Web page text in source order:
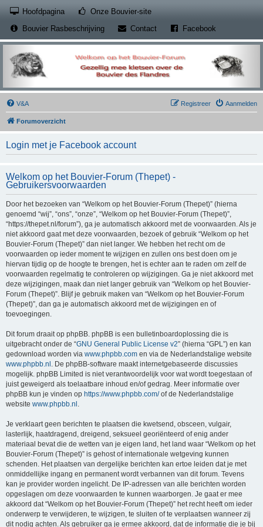
Hoofdpagina Onze Bouvier-site(Opens a new tab)
Bouvier Rasbeschrijving
Contact(Opens a new tab)
Facebook
V&A Aanmelden
Registreer
Forumoverzicht
Login met je Facebook account
Welkom op het Bouvier-Forum (Thepet) -
Gebruikersvoorwaarden
Door het bezoeken van “Welkom op het Bouvier-Forum (Thepet)” (hierna
genoemd “wij”, “ons”, “onze”, “Welkom op het Bouvier-Forum (Thepet)”,
“https://thepet.nl/forum”), ga je automatisch akkoord met de voorwaarden. Als je
niet akkoord gaat met deze voorwaarden, bezoek of gebruik “Welkom op het
Bouvier-Forum (Thepet)” dan niet langer. We hebben het recht om de
voorwaarden op ieder moment te wijzigen en zullen ons best doen om je
hiervan tijdig op de hoogte te brengen, het is echter aan te raden om zelf de
voorwaarden regelmatig te controleren op wijzigingen. Ga je niet akkoord met
deze wijzigingen, maak dan niet langer gebruik van “Welkom op het Bouvier-
Forum (Thepet)”. Blijf je gebruik maken van “Welkom op het Bouvier-Forum
(Thepet)”, dan ga je automatisch akkoord met de wijzigingen en of
toevoegingen.
Dit forum draait op phpBB. phpBB is een bulletinboardoplossing die is
uitgebracht onder de “GNU General Public License v2” (hierna “GPL”) en kan
gedownload worden via www.phpbb.com en via de Nederlandstalige website
www.phpbb.nl . De phpBB-software maakt internetgebaseerde discussies
mogelijk. phpBB Limited is niet verantwoordelijk voor wat wordt toegestaan of
juist geweigerd als toelaatbare inhoud en/of gedrag. Meer informatie over
phpBB kun je vinden op https://www.phpbb.com/of de Nederlandstalige
website www.phpbb.nl .
Je verklaart geen berichten te plaatsen die kwetsend, obsceen, vulgair,
lasterlijk, haatdragend, dreigend, seksueel georiënteerd of enig ander
materiaal bevat die de wetten van je eigen land, het land waar “Welkom op het
Bouvier-Forum (Thepet)” is gehost of internationale wetgeving kunnen
schenden. Het plaatsen van dergelijke berichten kan ertoe leiden dat je met
onmiddellijke ingang en permanent wordt verbannen van dit forum. Tevens
kan je provider worden ingelicht. De IP-adressen van alle berichten worden
opgeslagen om deze voorwaarden te kunnen waarborgen. Je gaat er mee
akkoord dat “Welkom op het Bouvier-Forum (Thepet)” het recht heeft om ieder
onderwerp te verwijderen, te wijzigen, te sluiten of te verplaatsen wanneer zij
dit nodig achten. Als gebruiker ga je ermee akkoord, dat de informatie die je bij